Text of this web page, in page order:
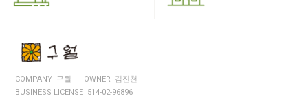
COMPANY 구월
OWNER 김진천
BUSINESS LICENSE 514-02-96896